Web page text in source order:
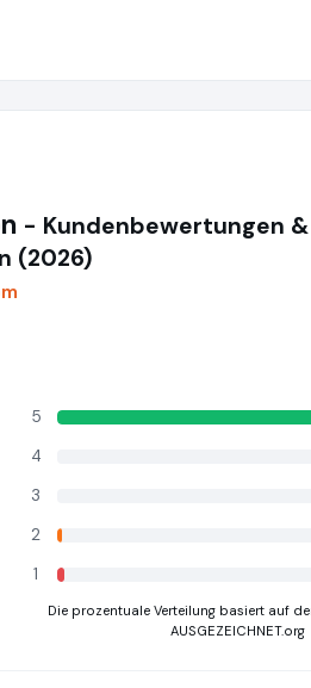
- Kundenbewertungen &
(2026)
5
4
3
2
1
Die prozentuale Verteilung basiert auf
AUSGEZEICHNET.org